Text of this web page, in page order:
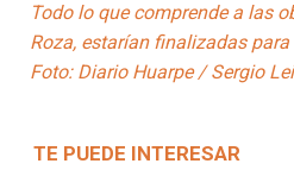
Todo lo que comprende a las
Roza, estarían finalizadas
Foto: Diario Huarpe / Sergio
TE PUEDE INTERESAR